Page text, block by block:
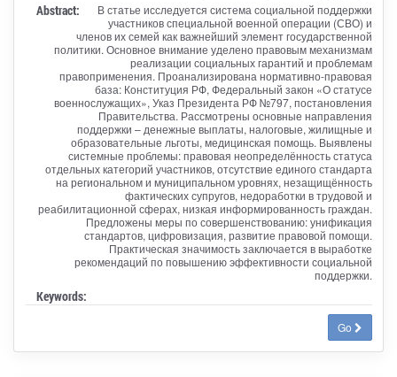
Abstract:
В статье исследуется система социальной поддержки
участников специальной военной операции (СВО) и
членов их семей как важнейший элемент государственной
политики. Основное внимание уделено правовым механизмам
реализации социальных гарантий и проблемам
правоприменения. Проанализирована нормативно-правовая
база: Конституция РФ, Федеральный закон «О статусе
военнослужащих», Указ Президента РФ №797, постановления
Правительства. Рассмотрены основные направления
поддержки – денежные выплаты, налоговые, жилищные и
образовательные льготы, медицинская помощь. Выявлены
системные проблемы: правовая неопределённость статуса
отдельных категорий участников, отсутствие единого стандарта
на региональном и муниципальном уровнях, незащищённость
фактических супругов, недоработки в трудовой и
реабилитационной сферах, низкая информированность граждан.
Предложены меры по совершенствованию: унификация
стандартов, цифровизация, развитие правовой помощи.
Практическая значимость заключается в выработке
рекомендаций по повышению эффективности социальной
поддержки.
Keywords:
Go